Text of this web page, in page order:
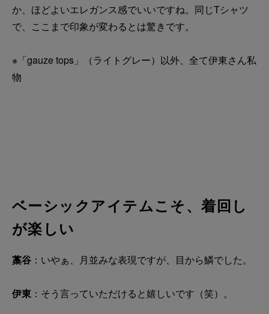
か、ほどよいエレガンス感でいいですね。同じTシャツ
で、ここまで印象が変わるとは驚きです。
※「gauze tops」（ライトグレー）以外、全て伊東さん私
物
ベーシックアイテムこそ、着回し
が楽しい
藁谷 ：いやぁ、月並みな表現ですが、目から鱗でした。
伊東 ：そう言っていただけると嬉しいです（笑）。